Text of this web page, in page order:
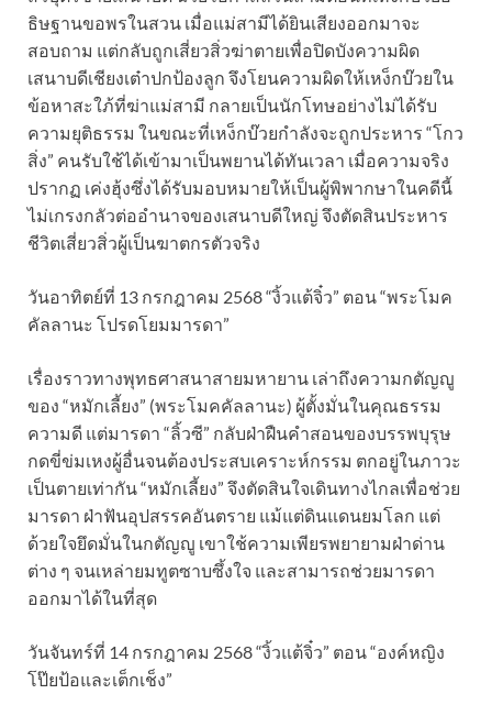
ธิษฐานขอพรในสวน เมื่อแม่สามีได้ยินเสียงออกมาจะ
สอบถาม แต่กลับถูกเสี่ยวสิ่วฆ่าตายเพื่อปิดบังความผิด
เสนาบดีเชียงเต๋าปกป้องลูก จึงโยนความผิดให้เหง็กบ๊วยใน
ข้อหาสะใภ้ที่ฆ่าแม่สามี กลายเป็นนักโทษอย่างไม่ได้รับ
ความยุติธรรม ในขณะที่เหง็กบ๊วยกำลังจะถูกประหาร “โกว
สิ่ง” คนรับใช้ได้เข้ามาเป็นพยานได้ทันเวลา เมื่อความจริง
ปรากฏ เค่งฮุ้งซึ่งได้รับมอบหมายให้เป็นผู้พิพากษาในคดีนี้
ไม่เกรงกลัวต่ออำนาจของเสนาบดีใหญ่ จึงตัดสินประหาร
ชีวิตเสี่ยวสิ่วผู้เป็นฆาตกรตัวจริง
วันอาทิตย์ที่ 13 กรกฎาคม 2568 “งิ้วแต้จิ๋ว” ตอน “พระโมค
คัลลานะ โปรดโยมมารดา”
เรื่องราวทางพุทธศาสนาสายมหายาน เล่าถึงความกตัญญู
ของ “หมักเลี้ยง” (พระโมคคัลลานะ) ผู้ตั้งมั่นในคุณธรรม
ความดี แต่มารดา “ลิ้วซี” กลับฝ่าฝืนคำสอนของบรรพบุรุษ
กดขี่ข่มเหงผู้อื่นจนต้องประสบเคราะห์กรรม ตกอยู่ในภาวะ
เป็นตายเท่ากัน “หมักเลี้ยง” จึงตัดสินใจเดินทางไกลเพื่อช่วย
มารดา ฝ่าฟันอุปสรรคอันตราย แม้แต่ดินแดนยมโลก แต่
ด้วยใจยึดมั่นในกตัญญู เขาใช้ความเพียรพยายามฝ่าด่าน
ต่าง ๆ จนเหล่ายมทูตซาบซึ้งใจ และสามารถช่วยมารดา
ออกมาได้ในที่สุด
วันจันทร์ที่ 14 กรกฎาคม 2568 “งิ้วแต้จิ๋ว” ตอน “องค์หญิง
โป๊ยป้อและเต็กเช็ง”